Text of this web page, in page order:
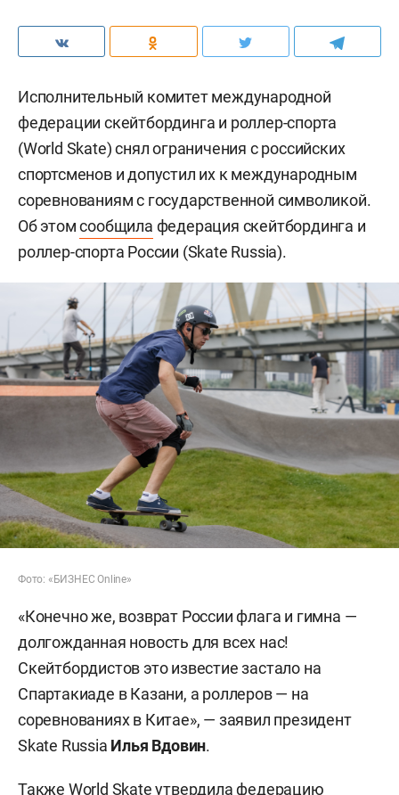
Исполнительный комитет международной
федерации скейтбординга и роллер-спорта
(World Skate) снял ограничения с российских
спортсменов и допустил их к международным
соревнованиям с государственной символикой.
Об этомсообщила федерация скейтбординга и
роллер-спорта России (Skate Russia).
Фото: «БИЗНЕС Online»
«Конечно же, возврат России флага и гимна —
долгожданная новость для всех нас!
Скейтбордистов это известие застало на
Спартакиаде в Казани, а роллеров — на
соревнованиях в Китае», — заявил президент
Skate Russia Илья Вдовин.
Также World Skate утвердила федерацию